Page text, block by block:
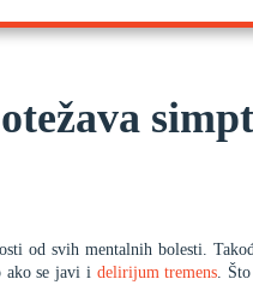
od svih mentalnih bolesti.
ako se javi idelirijum tremens.